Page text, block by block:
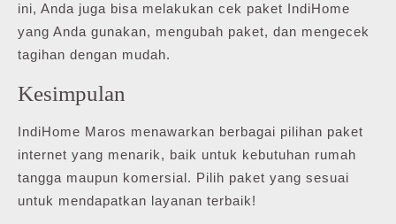
ini, Anda juga bisa melakukan cek paket IndiHome
yang Anda gunakan, mengubah paket, dan mengecek
tagihan dengan mudah.
Kesimpulan
IndiHome Maros menawarkan berbagai pilihan paket
internet yang menarik, baik untuk kebutuhan rumah
tangga maupun komersial. Pilih paket yang sesuai
untuk mendapatkan layanan terbaik!